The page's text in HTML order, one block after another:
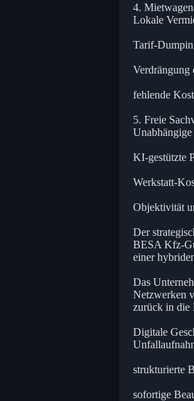
4.
Lokale
Tarif-
Verdrängung
fehlende
5. Freie
KI-gestützte
Werkstatt-
Objektivität
Der
BESA Kfz-
einer
Das
Netzwerken
zurück in die
Digitale
strukturierte
sofortige